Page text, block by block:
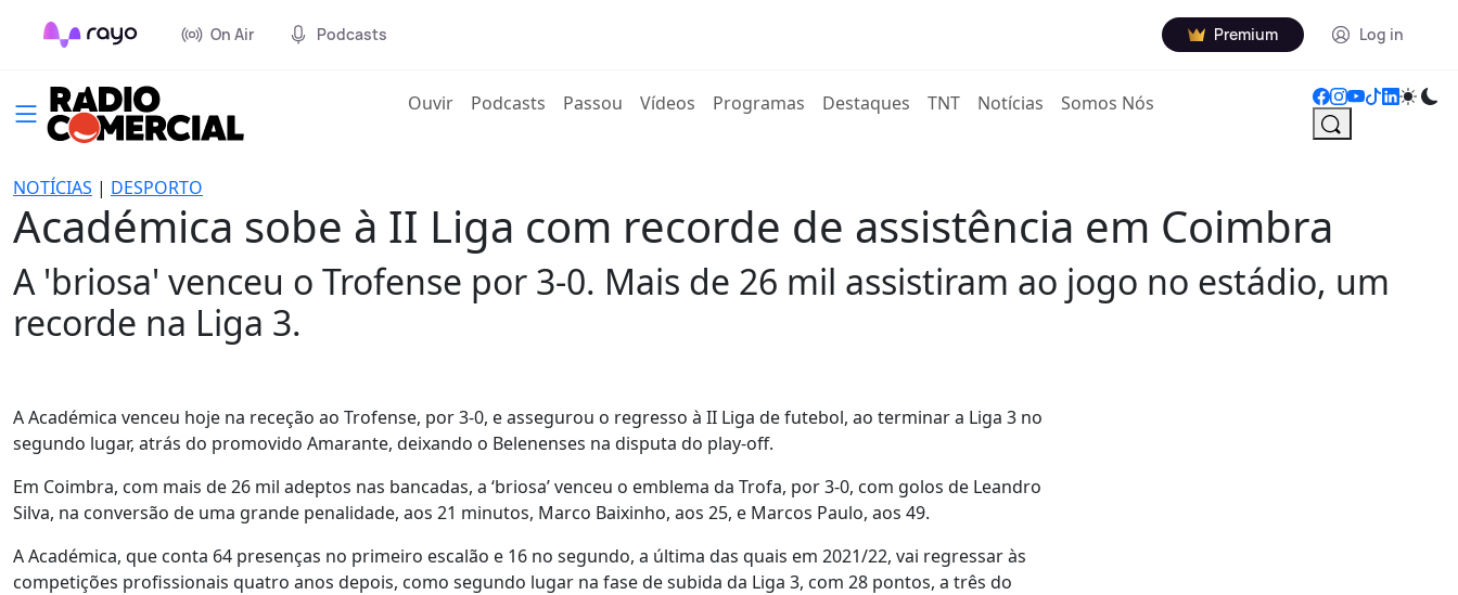
On Air Podcasts Premium Log in
Ouvir(current)
Podcasts Passou Vídeos Programas Destaques TNT Notícias Somos Nós
NOTÍCIAS | DESPORTO
Académica sobe à II Liga com recorde de assistência em Coimbra
A 'briosa' venceu o Trofense por 3-0. Mais de 26 mil assistiram ao jogo no estádio, um
recorde na Liga 3.
A Académica venceu hoje na receção ao Trofense, por 3-0, e assegurou o regresso à II Liga de futebol, ao terminar a Liga 3 no
segundo lugar, atrás do promovido Amarante, deixando o Belenenses na disputa do play-off.
Em Coimbra, com mais de 26 mil adeptos nas bancadas, a ‘briosa’ venceu o emblema da Trofa, por 3-0, com golos de Leandro
Silva, na conversão de uma grande penalidade, aos 21 minutos, Marco Baixinho, aos 25, e Marcos Paulo, aos 49.
A Académica, que conta 64 presenças no primeiro escalão e 16 no segundo, a última das quais em 2021/22, vai regressar às
competições profissionais quatro anos depois, como segundo lugar na fase de subida da Liga 3, com 28 pontos, a três do